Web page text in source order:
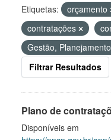
Etiquetas: orçamento
contratações
Gestão,
Filtrar Resultados
Plano de
Disponíveis em